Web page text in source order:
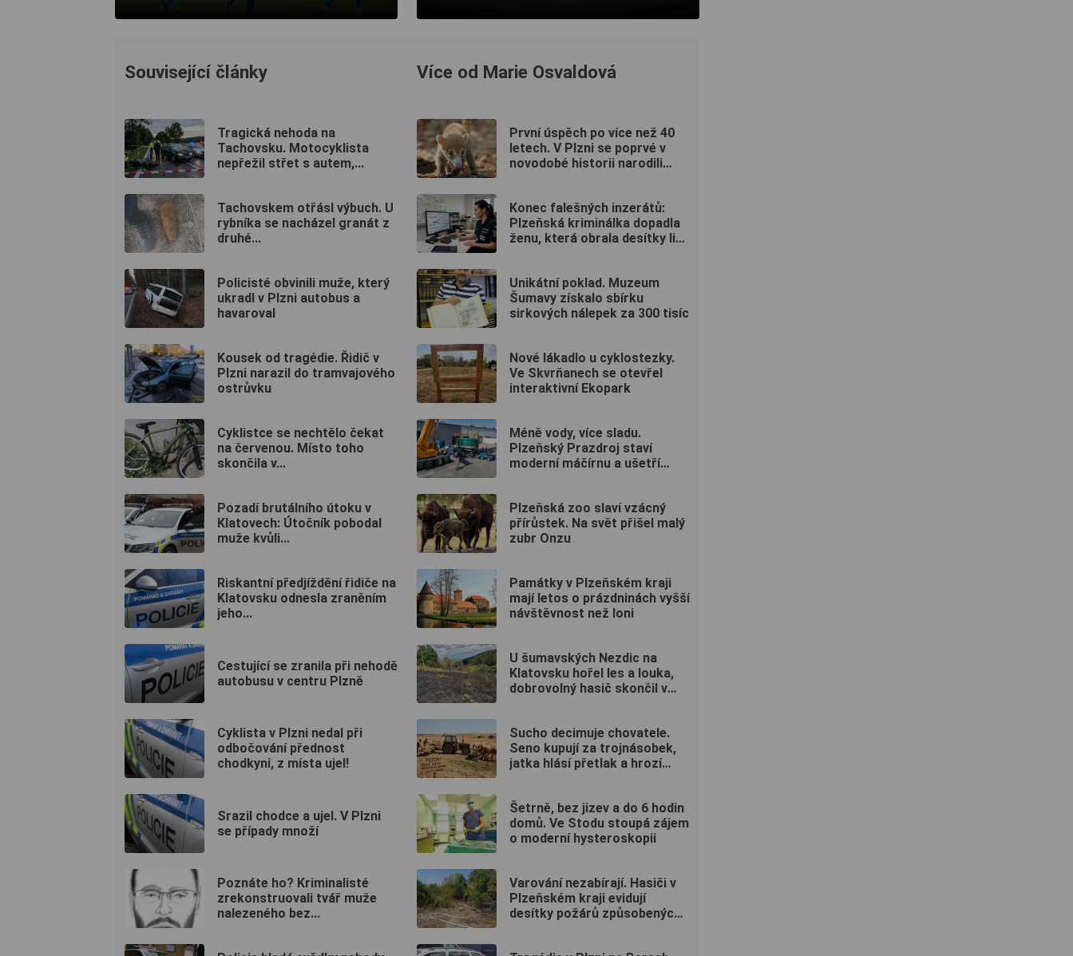
Související články
Tragická nehoda na
Tachovsku. Motocyklista
nepřežil střet s autem,...
Tachovskem otřásl výbuch. U
rybníka se nacházel granát z
druhé...
Policisté obvinili muže, který
ukradl v Plzni autobus a
havaroval
Kousek od tragédie. Řidič v
Plzni narazil do tramvajového
ostrůvku
Cyklistce se nechtělo čekat
na červenou. Místo toho
skončila v...
Pozadí brutálního útoku v
Klatovech: Útočník pobodal
muže kvůli...
Riskantní předjíždění řidiče na
Klatovsku odnesla zraněním
jeho...
Cestující se zranila při nehodě
autobusu v centru Plzně
Cyklista v Plzni nedal při
odbočování přednost
chodkyni, z místa ujel!
Srazil chodce a ujel. V Plzni
se případy množí
Poznáte ho? Kriminalisté
zrekonstruovali tvář muže
nalezeného bez...
Více od Marie Osvaldová
První úspěch po více než 40
letech. V Plzni se poprvé v
novodobé historii narodili
Konec falešných inzerátů:
Plzeňská kriminálka dopadla
ženu, která obrala desítky lidí
Unikátní poklad. Muzeum
Šumavy získalo sbírku
sirkových nálepek za 300 tisíc
Nové lákadlo u cyklostezky.
Ve Skvrňanech se otevřel
interaktivní Ekopark
Méně vody, více sladu.
Plzeňský Prazdroj staví
moderní máčírnu a ušetří
Plzeňská zoo slaví vzácný
přírůstek. Na svět přišel malý
zubr Onzu
Památky v Plzeňském kraji
mají letos o prázdninách vyšší
návštěvnost než loni
U šumavských Nezdic na
Klatovsku hořel les a louka,
dobrovolný hasič skončil v
Sucho decimuje chovatele.
Seno kupují za trojnásobek,
jatka hlásí přetlak a hrozí
Šetrně, bez jizev a do 6 hodin
domů. Ve Stodu stoupá zájem
o moderní hysteroskopii
Varování nezabírají. Hasiči v
Plzeňském kraji evidují
desítky požárů způsobených